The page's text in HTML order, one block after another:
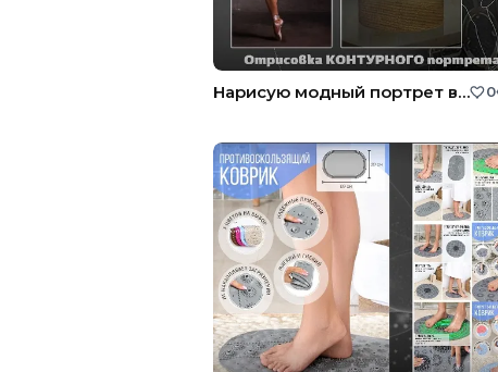
Нарисую модный портрет в стиле Line Art, Лайн Арт. 0